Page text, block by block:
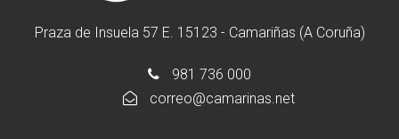
Praza de Insuela 57 E. 15123 - Camariñas (A Coruña)
981 736 000
correo@camarinas.net